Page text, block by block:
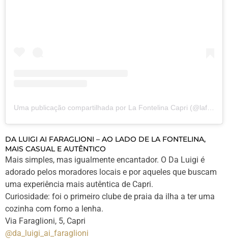
Uma publicação compartilhada por La Fontelina Capri (@lafontelinacapri)
DA LUIGI AI FARAGLIONI – AO LADO DE LA FONTELINA,
MAIS CASUAL E AUTÊNTICO
Mais simples, mas igualmente encantador. O Da Luigi é
adorado pelos moradores locais e por aqueles que buscam
uma experiência mais autêntica de Capri.
Curiosidade: foi o primeiro clube de praia da ilha a ter uma
cozinha com forno a lenha.
Via Faraglioni, 5, Capri
@da_luigi_ai_faraglioni